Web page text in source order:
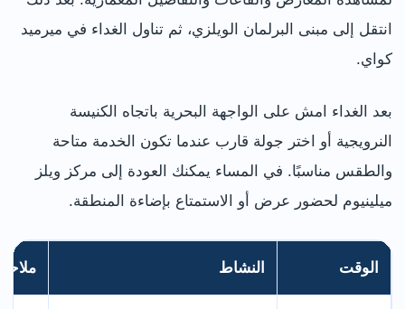
انتقل إلى مبنى البرلمان الويلزي، ثم تناول الغداء في ميرميد
كواي.
بعد الغداء امش على الواجهة البحرية باتجاه الكنيسة
النرويجية أو اختر جولة قارب عندما تكون الخدمة متاحة
والطقس مناسبًا. في المساء يمكنك العودة إلى مركز ويلز
ميلينيوم لحضور عرض أو الاستمتاع بإضاءة المنطقة.
الوقت النشاط